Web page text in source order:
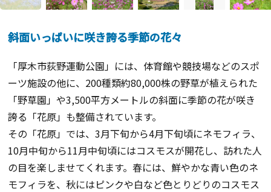
斜面いっぱいに咲き誇る季節の花々
「厚木市荻野運動公園」には、体育館や競技場などのスポ
ーツ施設の他に、200種類約80,000株の野草が植えられた
「野草園」や3,500平方メートルの斜面に季節の花が咲き
誇る「花原」も整備されています。
その「花原」では、3月下旬から4月下旬頃にネモフィラ、
10月中旬から11月中旬頃にはコスモスが開花し、訪れた人
の目を楽しませてくれます。春には、鮮やかな青い色のネ
モフィラを、秋にはピンクや白など色とりどりのコスモス